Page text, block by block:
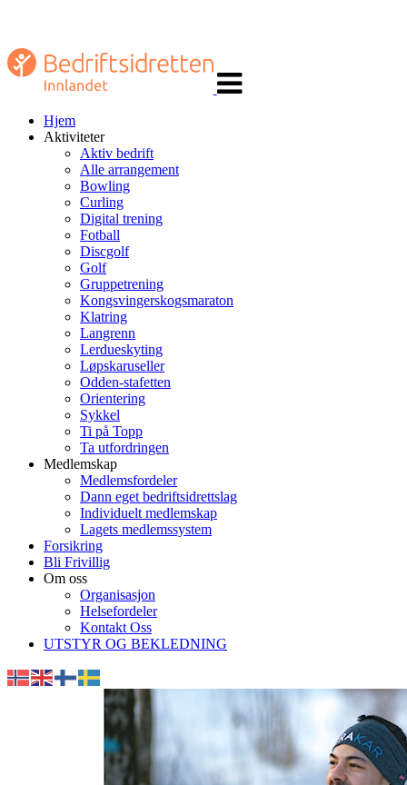
navigasjon
Hjem
Aktiviteter
Aktiv bedrift
Alle arrangement
Bowling
Curling
Digital trening
Fotball
Discgolf
Golf
Gruppetrening
Kongsvingerskogsmaraton
Klatring
Langrenn
Lerdueskyting
Løpskaruseller
Odden-stafetten
Orientering
Sykkel
Ti på Topp
Ta utfordringen
Medlemskap
Medlemsfordeler
Dann eget bedriftsidrettslag
Individuelt medlemskap
Lagets medlemssystem
Forsikring
Bli Frivillig
Om oss
Organisasjon
Helsefordeler
Kontakt Oss
UTSTYR OG BEKLEDNING